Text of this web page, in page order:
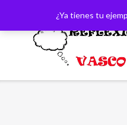
¿Ya tienes tu
contenido